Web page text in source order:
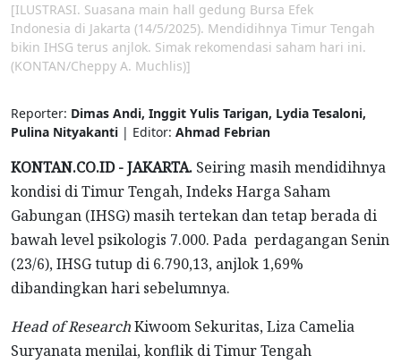
[ILUSTRASI. Suasana main hall gedung Bursa Efek
Indonesia di Jakarta (14/5/2025). Mendidihnya Timur Tengah
bikin IHSG terus anjlok. Simak rekomendasi saham hari ini.
(KONTAN/Cheppy A. Muchlis)]
Reporter: Dimas Andi, Inggit Yulis Tarigan, Lydia Tesaloni,
Pulina Nityakanti | Editor: Ahmad Febrian
KONTAN.CO.ID - JAKARTA. Seiring masih mendidihnya
kondisi di Timur Tengah, Indeks Harga Saham
Gabungan (IHSG) masih tertekan dan tetap berada di
bawah level psikologis 7.000. Pada perdagangan Senin
(23/6), IHSG tutup di 6.790,13, anjlok 1,69%
dibandingkan hari sebelumnya.
Head of ResearchKiwoom Sekuritas, Liza Camelia
Suryanata menilai, konflik di Timur Tengah